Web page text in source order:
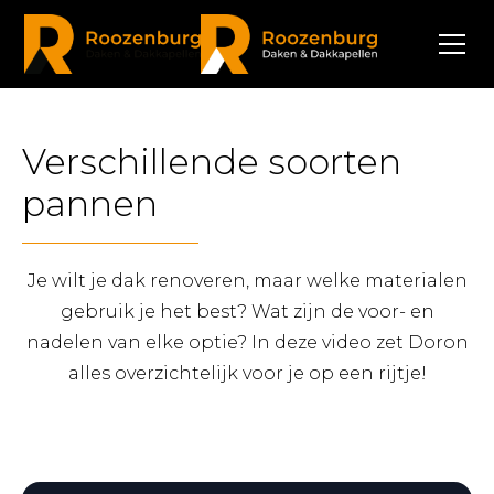
Verschillende soorten
pannen
Je wilt je dak renoveren, maar welke materialen
gebruik je het best? Wat zijn de voor- en
nadelen van elke optie? In deze video zet Doron
alles overzichtelijk voor je op een rijtje!